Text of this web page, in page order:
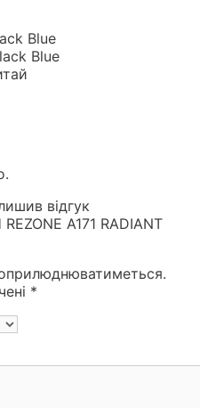
Blue
Blue
відгук
A171 RADIANT
*